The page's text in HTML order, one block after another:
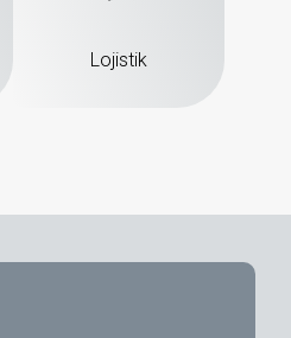
Lojistik